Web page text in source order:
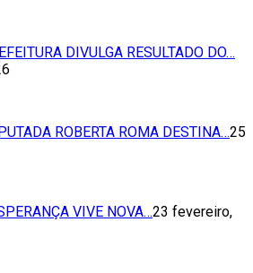
DIVULGA RESULTADO DO…
ROBERTA ROMA DESTINA…25
VIVE NOVA…23 fevereiro,